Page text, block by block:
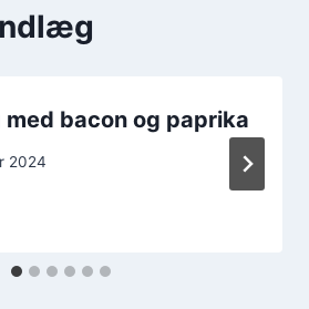
bacon og paprika
2024